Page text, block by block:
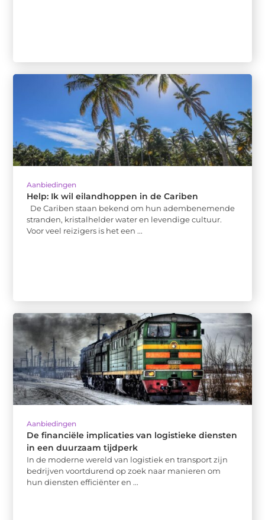
Aanbiedingen
Help: Ik wil eilandhoppen in de Cariben
De Cariben staan bekend om hun adembenemende
stranden, kristalhelder water en levendige cultuur.
Voor veel reizigers is het een ...
Aanbiedingen
De financiële implicaties van logistieke diensten
in een duurzaam tijdperk
In de moderne wereld van logistiek en transport zijn
bedrijven voortdurend op zoek naar manieren om
hun diensten efficiënter en ...